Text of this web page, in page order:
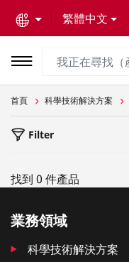
繁體中文
首頁 科學技術解決方案
Filter
找到 0 件產品
業務領域
科學技術解決方案